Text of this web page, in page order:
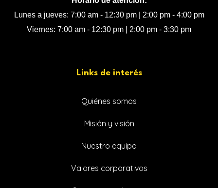
Lunes a jueves: 7:00 am - 12:30 pm | 2:00 pm - 4:00 pm
Viernes: 7:00 am - 12:30 pm | 2:00 pm - 3:30 pm
Links de interés
Quiénes somos
Misión y visión
Nuestro equipo
Valores corporativos